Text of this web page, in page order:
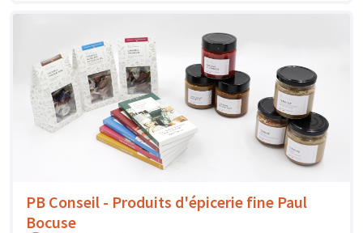
PB Conseil - Produits d'épicerie fine Paul
Bocuse